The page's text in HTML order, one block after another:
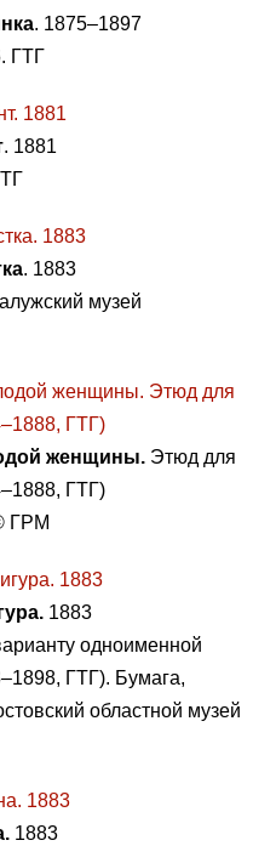
. 1875–1897
ГТГ
. 1881
. 1883
музей
женщины. Этюд для
ГТГ)
ГРМ
1883
одноименной
ГТГ). Бумага,
областной музей
1883